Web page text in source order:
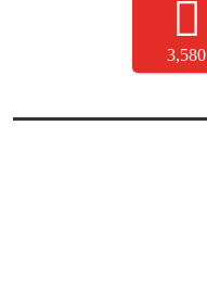
3,580